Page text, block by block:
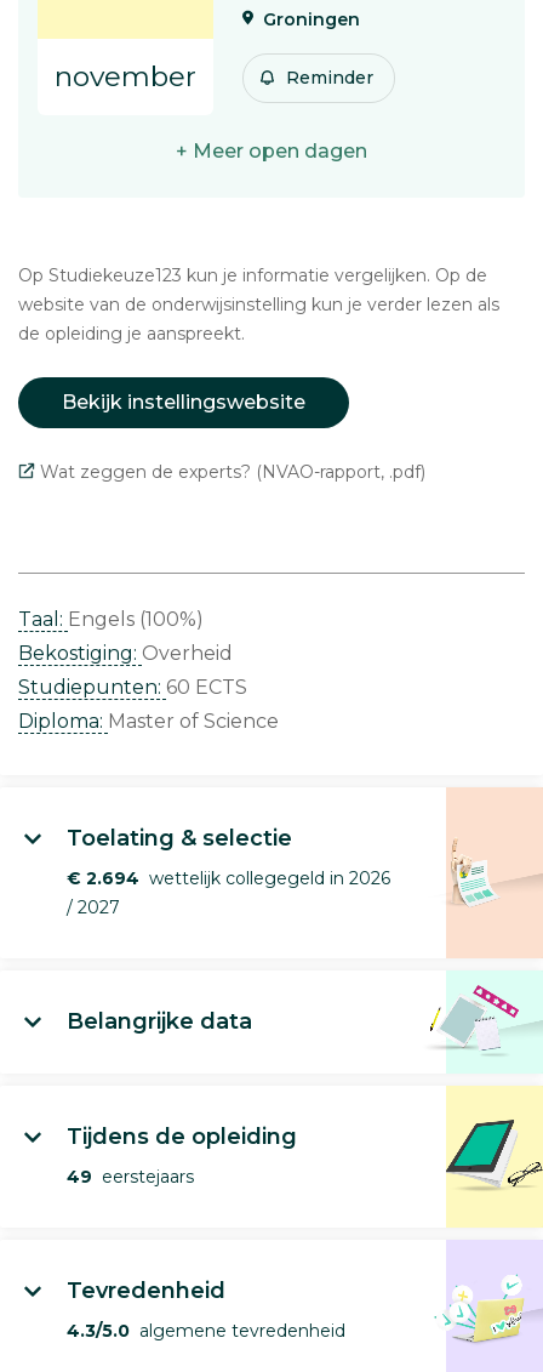
november
Groningen
Reminder
+ Meer open dagen
Op Studiekeuze123 kun je informatie vergelijken. Op de
website van de onderwijsinstelling kun je verder lezen als
de opleiding je aanspreekt.
Bekijk instellingswebsite
Wat zeggen de experts? (NVAO-rapport, .pdf)
Taal: Engels (100%)
Bekostiging: Overheid
Studiepunten: 60 ECTS
Diploma: Master of Science
Toelating & selectie
€ 2.694 wettelijk collegegeld in 2026
/ 2027
Belangrijke data
Tijdens de opleiding
49 eerstejaars
Tevredenheid
4.3/5.0 algemene tevredenheid